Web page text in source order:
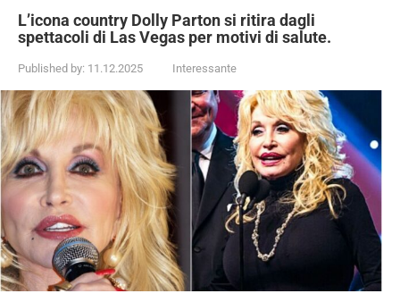
L’icona country Dolly Parton si ritira dagli
spettacoli di Las Vegas per motivi di salute.
Published by: 11.12.2025 Interessante